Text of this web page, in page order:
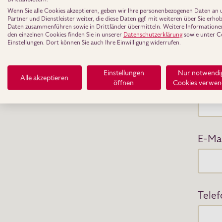
Wenn Sie alle Cookies akzeptieren, geben wir Ihre personenbezogenen Daten an
Partner und Dienstleister weiter, die diese Daten ggf. mit weiteren über Sie
Daten zusammenführen sowie in Drittländer übermitteln. Weitere
den einzelnen Cookies finden Sie in unserer Datenschutzerklärungsowie unter
Einstellungen. Dort können Sie auch Ihre Einwilligung widerrufen.
Alle akzeptieren
Einstellungen
öffnen
Nur
CookiesPLZ *
E-